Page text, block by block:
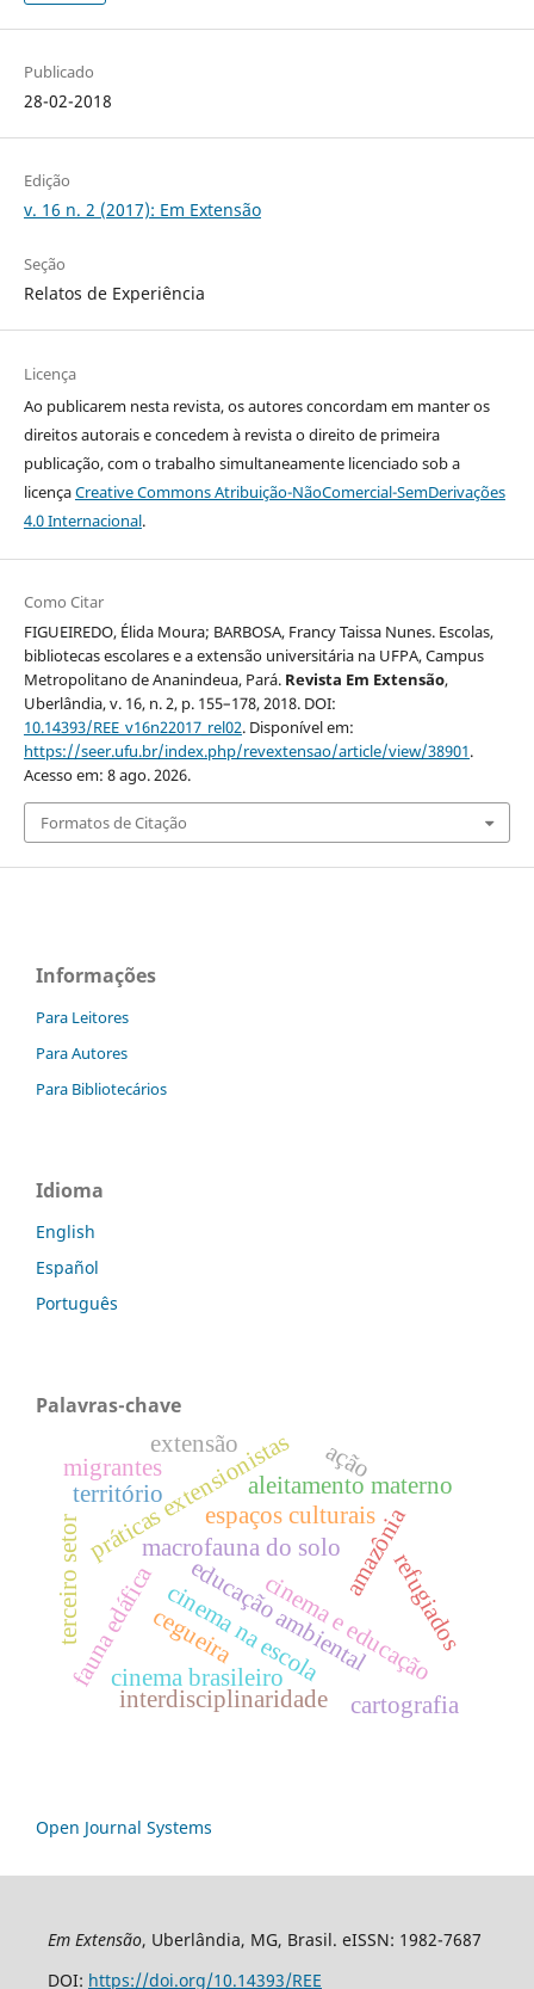
Publicado
28-02-2018
Edição
v. 16 n. 2 (2017): Em Extensão
Seção
Relatos de Experiência
Licença
Ao publicarem nesta revista, os autores concordam em manter os
direitos autorais e concedem à revista o direito de primeira
publicação, com o trabalho simultaneamente licenciado sob a
licençaCreative Commons Atribuição-NãoComercial-SemDerivações
4.0 Internacional.
Como Citar
FIGUEIREDO, Élida Moura; BARBOSA, Francy Taissa Nunes. Escolas,
bibliotecas escolares e a extensão universitária na UFPA, Campus
Metropolitano de Ananindeua, Pará. Revista Em Extensão,
Uberlândia, v. 16, n. 2, p. 155–178, 2018. DOI:
10.14393/REE_v16n22017_rel02. Disponível em:
https://seer.ufu.br/index.php/revextensao/article/view/38901.
Acesso em: 8 ago. 2026.
Formatos de Citação
Informações
Para Leitores
Para Autores
Para Bibliotecários
Idioma
English
Español
Português
Palavras-chave
espaços culturais
práticas extensionistas amazônia
macrofauna do solo
fauna edáfica educação ambiental
cinema e educação
cinema na escola
cinema brasileiro
terceiro setor
interdisciplinaridade
território aleitamento materno
refugiados
migrantes
cegueira
ação
extensão
cartografia
Open Journal Systems
Em Extensão, Uberlândia, MG, Brasil. eISSN: 1982-7687
DOI: https://doi.org/10.14393/REE